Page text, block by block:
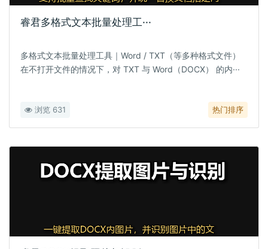
睿君多格式文本批量处理工···
多格式文本批量处理工具｜Word / TXT（等多种格式文件）
在不打开文件的情况下，对 TXT 与 Word（DOCX） 的内···
浏览 631 热门排序